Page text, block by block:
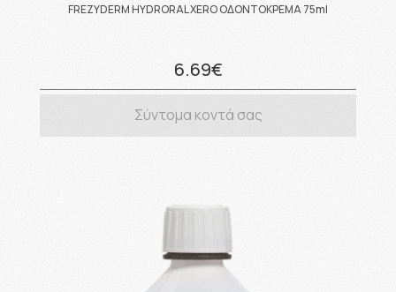
FREZYDERM HYDRORAL XERO ΟΔΟΝΤΟΚΡΕΜΑ 75ml
6.69€
Σύντομα κοντά σας